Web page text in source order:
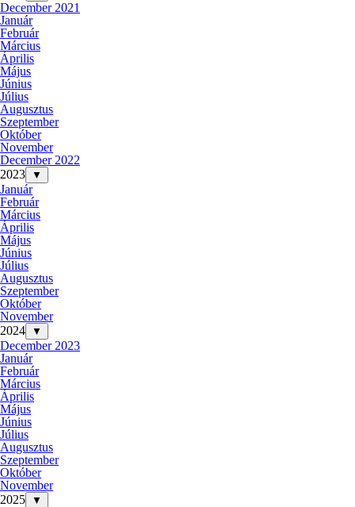
December 2021
Január
Február
Március
Április
Május
Június
Július
Augusztus
Szeptember
Október
November
December 2022
2023
▼
Január
Február
Március
Április
Május
Június
Július
Augusztus
Szeptember
Október
November
2024
▼
December 2023
Január
Február
Március
Április
Május
Június
Július
Augusztus
Szeptember
Október
November
2025
▼